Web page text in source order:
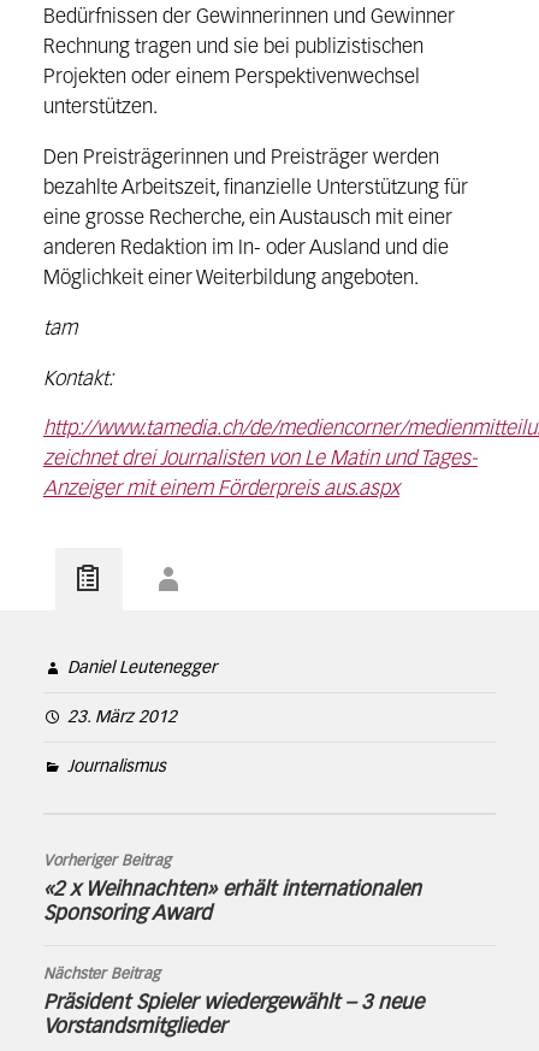
Bedürfnissen der Gewinnerinnen und Gewinner
Rechnung tragen und sie bei publizistischen
Projekten oder einem Perspektivenwechsel
unterstützen.
Den Preisträgerinnen und Preisträger werden
bezahlte Arbeitszeit, finanzielle Unterstützung für
eine grosse Recherche, ein Austausch mit einer
anderen Redaktion im In- oder Ausland und die
Möglichkeit einer Weiterbildung angeboten.
tam
Kontakt:
http://www.tamedia.ch/de/mediencorner/
zeichnet drei Journalisten von Le Matin und Tages-
Anzeiger mit einem Förderpreis aus.aspx
Daniel Leutenegger
23. März 2012
Journalismus
Vorheriger Beitrag
«2 x Weihnachten» erhält internationalen
Sponsoring Award
Nächster Beitrag
Präsident Spieler wiedergewählt – 3 neue
Vorstandsmitglieder